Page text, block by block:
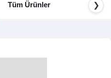
Tüm Ürünler ❯